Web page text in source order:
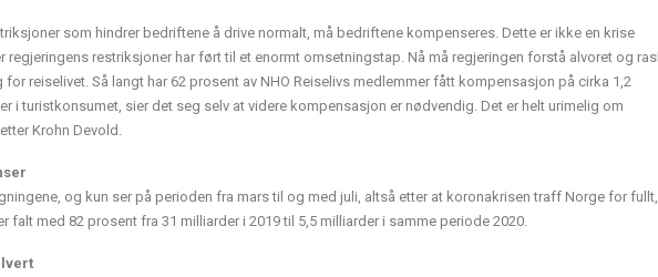
som hindrer bedriftene å drive normalt, må bedriftene kompenseres. Dette er ikke en krise
regjeringens restriksjoner har ført til et enormt omsetningstap. Nå må regjeringen forstå alvoret og
reiselivet. Så langt har 62 prosent av NHO Reiselivs medlemmer fått kompensasjon på cirka 1,2
i turistkonsumet, sier det seg selv at videre kompensasjon er nødvendig. Det er helt urimelig om
Krohn Devold.
og kun ser på perioden fra mars til og med juli, altså etter at koronakrisen traff Norge for fullt,
falt med 82 prosent fra 31 milliarder i 2019 til 5,5 milliarder i samme periode 2020.